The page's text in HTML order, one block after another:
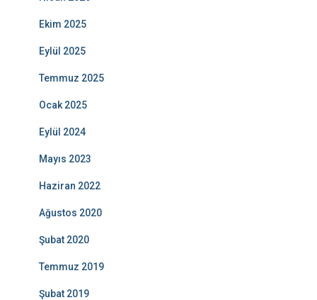
Ekim 2025
Eylül 2025
Temmuz 2025
Ocak 2025
Eylül 2024
Mayıs 2023
Haziran 2022
Ağustos 2020
Şubat 2020
Temmuz 2019
Şubat 2019